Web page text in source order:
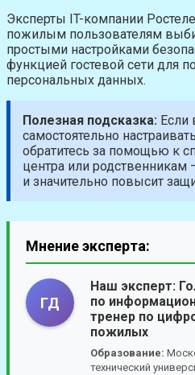
Эксперты IT-компании
пожилым пользователям
простыми настройками
функцией гостевой сети для
персональных данных.
Полезная подсказка: Если
самостоятельно
обратитесь за помощью к
центра или родственникам
и значительно повысит
Мнение эксперта:
ГД
Наш эксперт:
по
тренер по
пожилых
Образование:
технический